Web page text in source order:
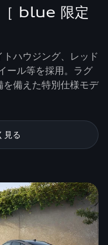
blue 限定
ハウジング、レッド
ール等を採用。ラグ
備えた特別仕様モデ
見る